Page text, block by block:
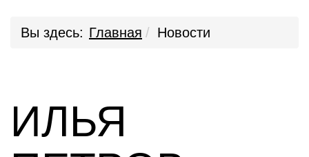
Вы здесь: Главная Новости
ИЛЬЯ